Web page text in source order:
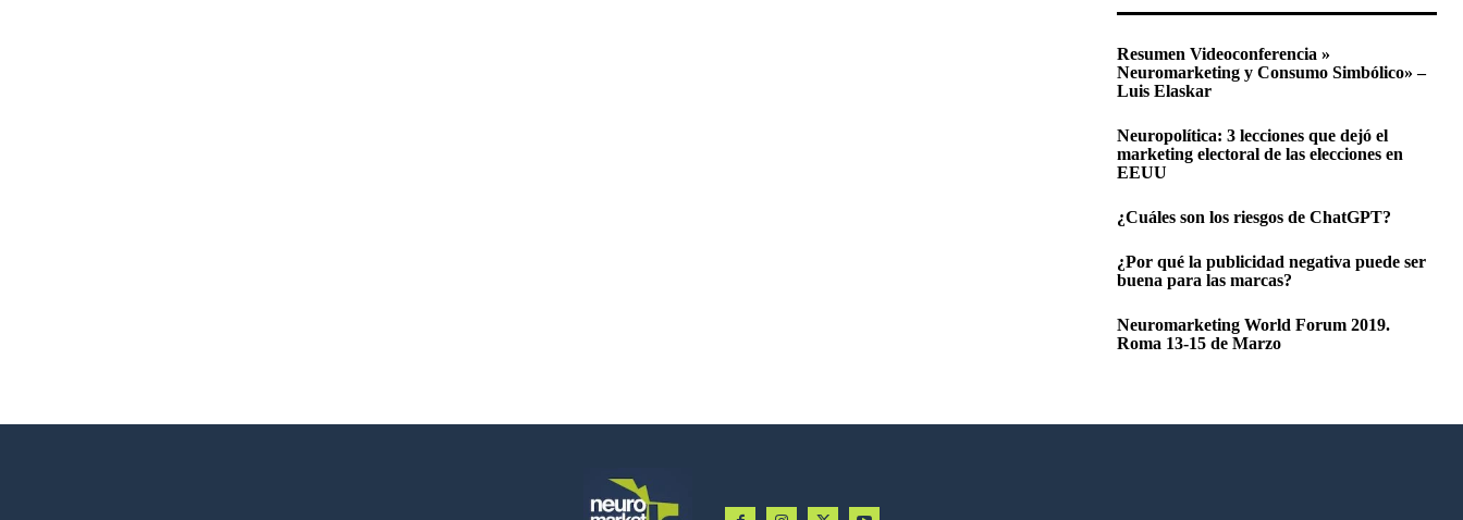
Resumen Videoconferencia »
Neuromarketing y Consumo Simbólico» –
Luis Elaskar
Neuropolítica: 3 lecciones que dejó el
marketing electoral de las elecciones en
EEUU
¿Cuáles son los riesgos de ChatGPT?
¿Por qué la publicidad negativa puede ser
buena para las marcas?
Neuromarketing World Forum 2019.
Roma 13-15 de Marzo